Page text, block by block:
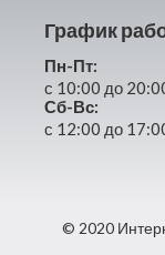
График
Пн-Пт:
с 10:00 до
Сб-Вс:
с 12:00 до
© 2020